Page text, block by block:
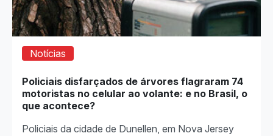
Notícias
Policiais disfarçados de árvores flagraram 74
motoristas no celular ao volante: e no Brasil, o
que acontece?
Policiais da cidade de Dunellen, em Nova Jersey